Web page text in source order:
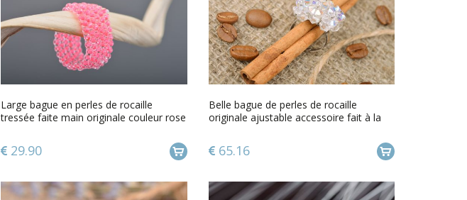
Large bague en perles de rocaille
tressée faite main originale couleur rose
29.90
Belle bague de perles de rocaille
originale ajustable accessoire fait à la
65.16